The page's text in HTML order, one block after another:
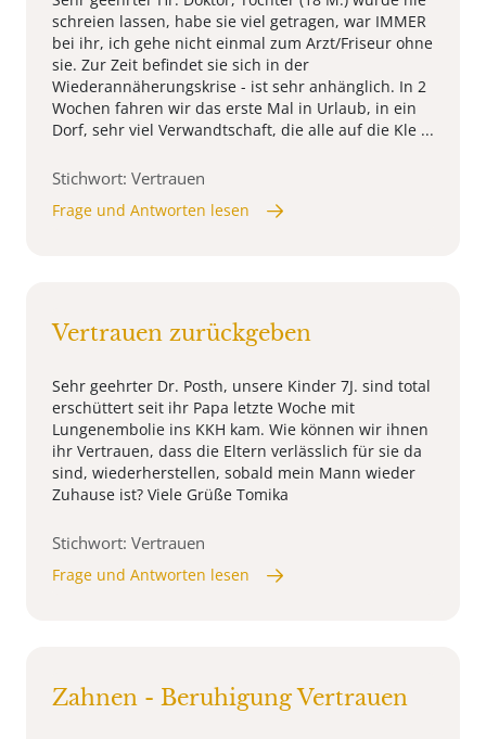
schreien lassen, habe sie viel getragen, war IMMER
bei ihr, ich gehe nicht einmal zum Arzt/Friseur ohne
sie. Zur Zeit befindet sie sich in der
Wiederannäherungskrise - ist sehr anhänglich. In 2
Wochen fahren wir das erste Mal in Urlaub, in ein
Dorf, sehr viel Verwandtschaft, die alle auf die Kle ...
Stichwort: Vertrauen
Frage und Antworten lesen
Vertrauen zurückgeben
Sehr geehrter Dr. Posth, unsere Kinder 7J. sind total
erschüttert seit ihr Papa letzte Woche mit
Lungenembolie ins KKH kam. Wie können wir ihnen
ihr Vertrauen, dass die Eltern verlässlich für sie da
sind, wiederherstellen, sobald mein Mann wieder
Zuhause ist? Viele Grüße Tomika
Stichwort: Vertrauen
Frage und Antworten lesen
Zahnen - Beruhigung Vertrauen